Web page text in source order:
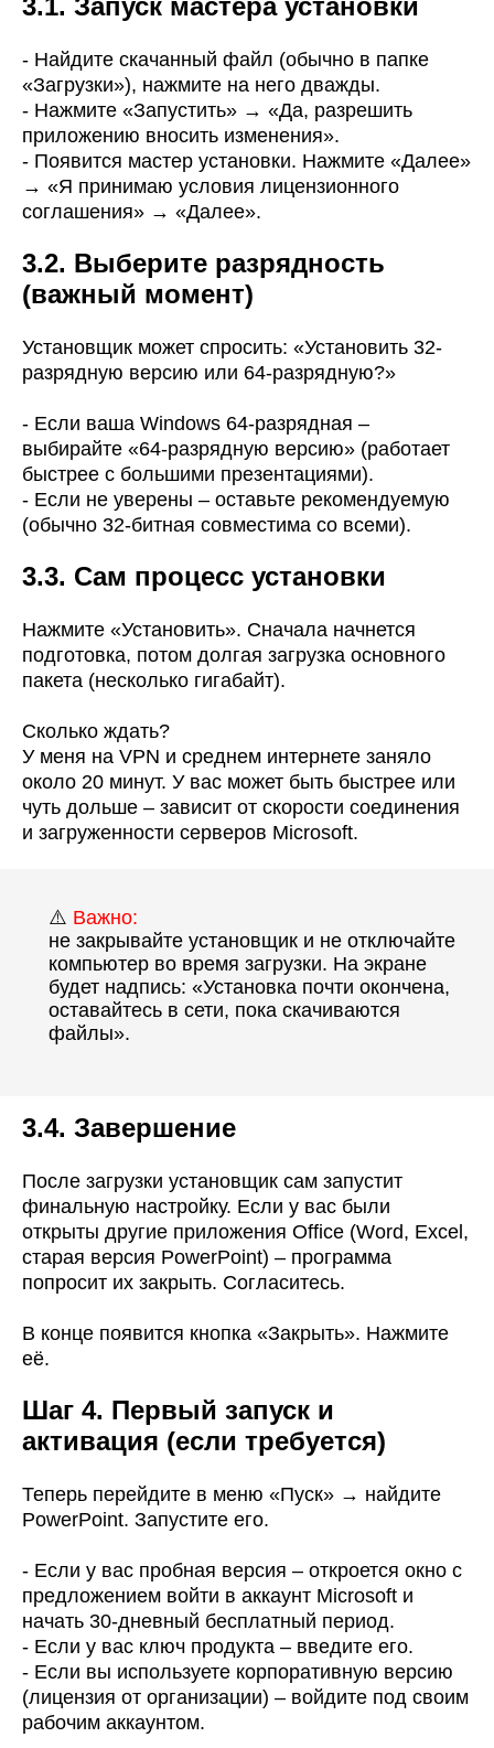
3.1. Запуск мастера установки
- Найдите скачанный файл (обычно в папке
«Загрузки»), нажмите на него дважды.
- Нажмите «Запустить» → «Да, разрешить
приложению вносить изменения».
- Появится мастер установки. Нажмите «Далее»
→ «Я принимаю условия лицензионного
соглашения» → «Далее».
3.2. Выберите разрядность
(важный момент)
Установщик может спросить: «Установить 32-
разрядную версию или 64-разрядную?»
- Если ваша Windows 64-разрядная –
выбирайте «64-разрядную версию» (работает
быстрее с большими презентациями).
- Если не уверены – оставьте рекомендуемую
(обычно 32-битная совместима со всеми).
3.3. Сам процесс установки
Нажмите «Установить». Сначала начнется
подготовка, потом долгая загрузка основного
пакета (несколько гигабайт).
Сколько ждать?
У меня на VPN и среднем интернете заняло
около 20 минут. У вас может быть быстрее или
чуть дольше – зависит от скорости соединения
и загруженности серверов Microsoft.
⚠️ Важно:
не закрывайте установщик и не отключайте
компьютер во время загрузки. На экране
будет надпись: «Установка почти окончена,
оставайтесь в сети, пока скачиваются
файлы».
3.4. Завершение
После загрузки установщик сам запустит
финальную настройку. Если у вас были
открыты другие приложения Office (Word, Excel,
старая версия PowerPoint) – программа
попросит их закрыть. Согласитесь.
В конце появится кнопка «Закрыть». Нажмите
её.
Шаг 4. Первый запуск и
активация (если требуется)
Теперь перейдите в меню «Пуск» → найдите
PowerPoint. Запустите его.
- Если у вас пробная версия – откроется окно с
предложением войти в аккаунт Microsoft и
начать 30-дневный бесплатный период.
- Если у вас ключ продукта – введите его.
- Если вы используете корпоративную версию
(лицензия от организации) – войдите под своим
рабочим аккаунтом.